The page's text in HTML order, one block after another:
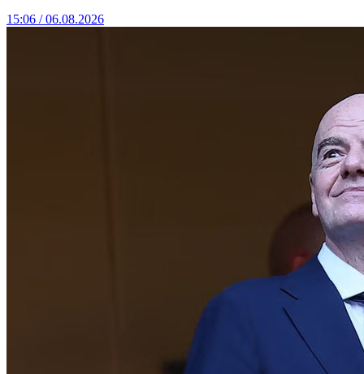
15:06 / 06.08.2026